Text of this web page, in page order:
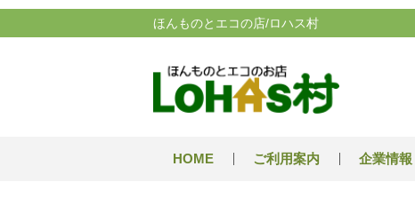
ほんものとエコの店/ロハス村
HOME ご利用案内 企業情報